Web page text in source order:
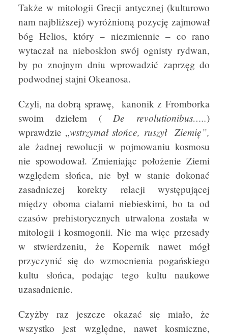
Także w mitologii Grecji antycznej (kulturowo
nam najbliższej) wyróżnioną pozycję zajmował
bóg Helios, który – niezmiennie – co rano
wytaczał na nieboskłon swój ognisty rydwan,
by po znojnym dniu wprowadzić zaprzęg do
podwodnej stajni Okeanosa.
Czyli, na dobrą sprawę, kanonik z Fromborka
swoim dziełem ( De revolutionibus…..)
wprawdzie „wstrzymał słońce, ruszył Ziemię”,
ale żadnej rewolucji w pojmowaniu kosmosu
nie spowodował. Zmieniając położenie Ziemi
względem słońca, nie był w stanie dokonać
zasadniczej korekty relacji występującej
między oboma ciałami niebieskimi, bo ta od
czasów prehistorycznych utrwalona została w
mitologii i kosmogonii. Nie ma więc przesady
w stwierdzeniu, że Kopernik nawet mógł
przyczynić się do wzmocnienia pogańskiego
kultu słońca, podając tego kultu naukowe
uzasadnienie.
Czyżby raz jeszcze okazać się miało, że
wszystko jest względne, nawet kosmiczne,